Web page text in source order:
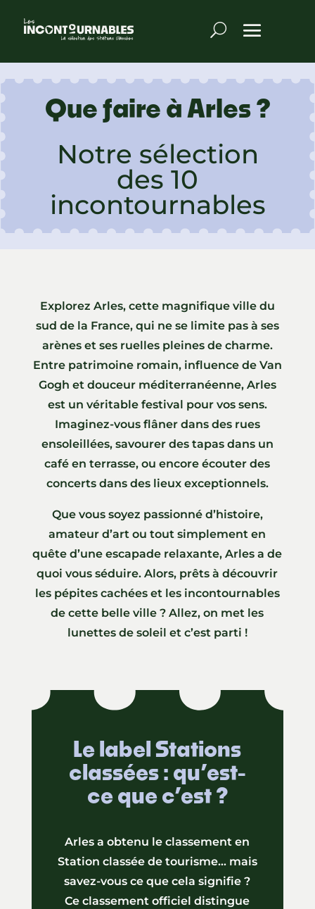
Que faire à Arles ?
Notre sélection
des 10
incontournables
Explorez Arles, cette magnifique ville du
sud de la France, qui ne se limite pas à ses
arènes et ses ruelles pleines de charme.
Entre patrimoine romain, influence de Van
Gogh et douceur méditerranéenne, Arles
est un véritable festival pour vos sens.
Imaginez-vous flâner dans des rues
ensoleillées, savourer des tapas dans un
café en terrasse, ou encore écouter des
concerts dans des lieux exceptionnels.
Que vous soyez passionné d’histoire,
amateur d’art ou tout simplement en
quête d’une escapade relaxante, Arles a de
quoi vous séduire. Alors, prêts à découvrir
les pépites cachées et les incontournables
de cette belle ville ? Allez, on met les
lunettes de soleil et c’est parti !
Le label Stations
classées : qu’est-
ce que c’est ?
Arles a obtenu le classement en
Station classée de tourisme… mais
savez-vous ce que cela signifie ?
Ce classement officiel distingue